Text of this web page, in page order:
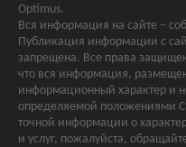
Optimus.
Вся информация на сайте –
Публикация информации с
запрещена. Все права
что вся информация,
информационный характер и
определяемой положениями
точной информации о
и услуг, пожалуйста,